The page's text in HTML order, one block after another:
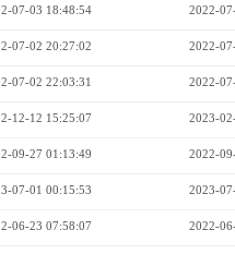
07-03 18:48:54 2022-
07-02 20:27:02 2022-
07-02 22:03:31 2022-
12-12 15:25:07 2023-
09-27 01:13:49 2022-
07-01 00:15:53 2023-
06-23 07:58:07 2022-